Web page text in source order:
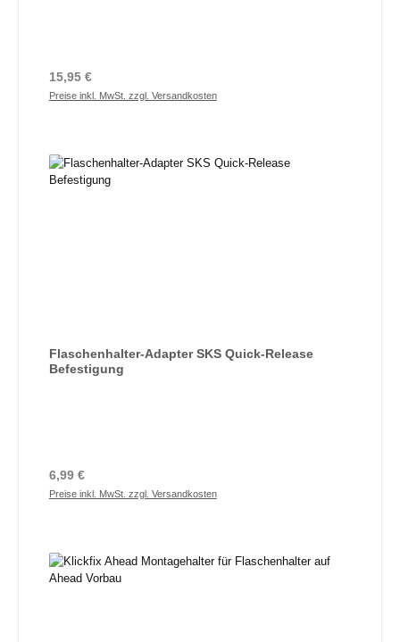
Regulärer Preis:
15,95 €
Preise inkl. MwSt. zzgl. Versandkosten
Flaschenhalter-Adapter SKS Quick-Release
Befestigung
Regulärer Preis:
6,99 €
Preise inkl. MwSt. zzgl. Versandkosten